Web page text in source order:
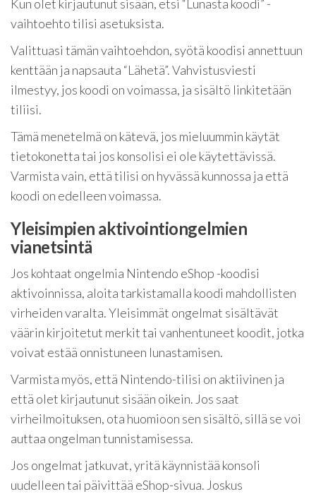
Kun olet kirjautunut sisään, etsi “Lunasta koodi” -
vaihtoehto tilisi asetuksista.
Valittuasi tämän vaihtoehdon, syötä koodisi annettuun
kenttään ja napsauta “Lähetä”. Vahvistusviesti
ilmestyy, jos koodi on voimassa, ja sisältö linkitetään
tiliisi.
Tämä menetelmä on kätevä, jos mieluummin käytät
tietokonetta tai jos konsolisi ei ole käytettävissä.
Varmista vain, että tilisi on hyvässä kunnossa ja että
koodi on edelleen voimassa.
Yleisimpien aktivointiongelmien
vianetsintä
Jos kohtaat ongelmia Nintendo eShop -koodisi
aktivoinnissa, aloita tarkistamalla koodi mahdollisten
virheiden varalta. Yleisimmät ongelmat sisältävät
väärin kirjoitetut merkit tai vanhentuneet koodit, jotka
voivat estää onnistuneen lunastamisen.
Varmista myös, että Nintendo-tilisi on aktiivinen ja
että olet kirjautunut sisään oikein. Jos saat
virheilmoituksen, ota huomioon sen sisältö, sillä se voi
auttaa ongelman tunnistamisessa.
Jos ongelmat jatkuvat, yritä käynnistää konsoli
uudelleen tai päivittää eShop-sivua. Joskus